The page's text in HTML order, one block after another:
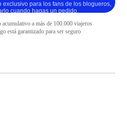
exclusivo para los fans de los blogueros,
cuando hagas un pedido.
acumulativo a más de 100.000 viajeros
está garantizado para ser seguro